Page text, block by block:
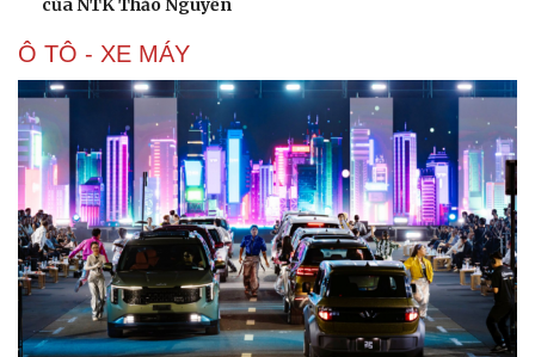
check-in
của NTK Thảo Nguyễn
Ô TÔ - XE MÁY